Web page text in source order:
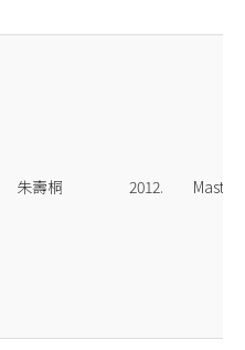
朱壽桐 2012. Master